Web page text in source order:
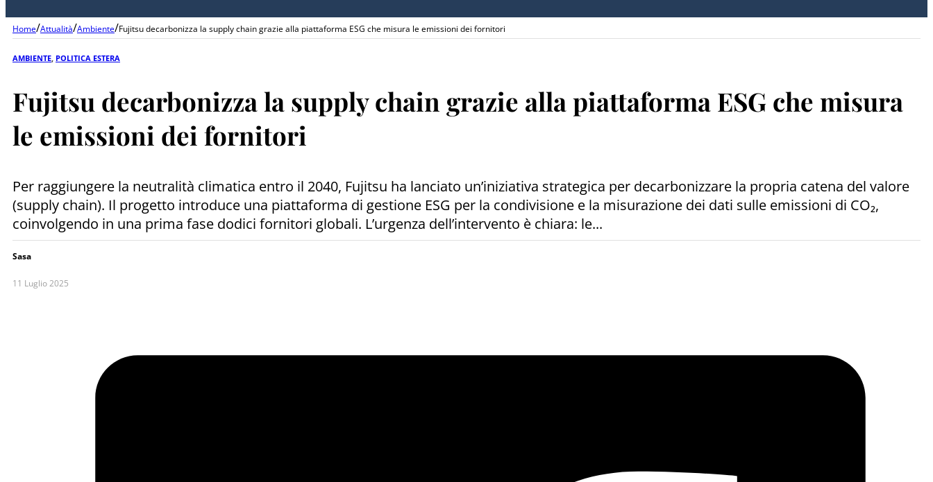
Home/Attualità/Ambiente/Fujitsu decarbonizza la supply chain grazie alla piattaforma ESG che misura le emissioni dei fornitori
AMBIENTE POLITICA ESTERA
Fujitsu decarbonizza la supply chain grazie alla piattaforma ESG che misura
le emissioni dei fornitori
Per raggiungere la neutralità climatica entro il 2040, Fujitsu ha lanciato un’iniziativa strategica per decarbonizzare la propria catena del valore
(supply chain). Il progetto introduce una piattaforma di gestione ESG per la condivisione e la misurazione dei dati sulle emissioni di CO₂,
coinvolgendo in una prima fase dodici fornitori globali. L’urgenza dell’intervento è chiara: le...
Sasa
11 Luglio 2025